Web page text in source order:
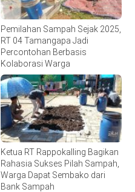
Pemilahan Sampah Sejak 2025,
RT 04 Tamangapa Jadi
Percontohan Berbasis
Kolaborasi Warga
Ketua RT Rappokalling Bagikan
Rahasia Sukses Pilah Sampah,
Warga Dapat Sembako dari
Bank Sampah